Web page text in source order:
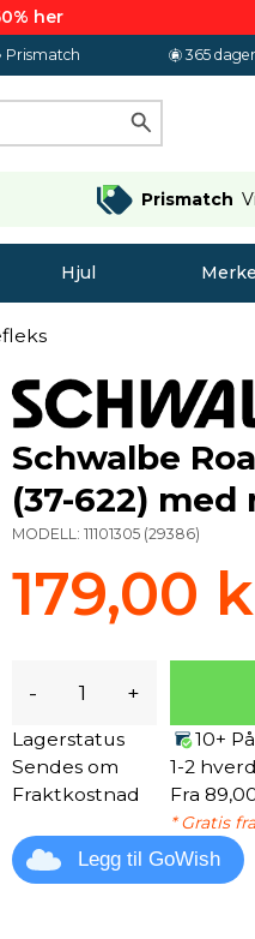
her
Prismatch 365
Prismatch
Hjul
Schwalbe
(37-622) med
MODELL:11101305 (29386)
179,00
- +
Lagerstatus
10+
Sendes om
1-2
Fraktkostnad
Fra
* Gratis
Legg til GoWish